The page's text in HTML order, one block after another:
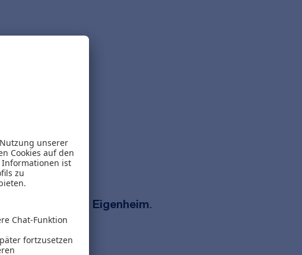
und
und
errichtendes Eigenheim.